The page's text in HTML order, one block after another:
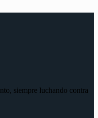
siempre luchando contra